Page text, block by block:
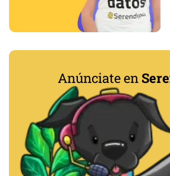
Anúnciate en